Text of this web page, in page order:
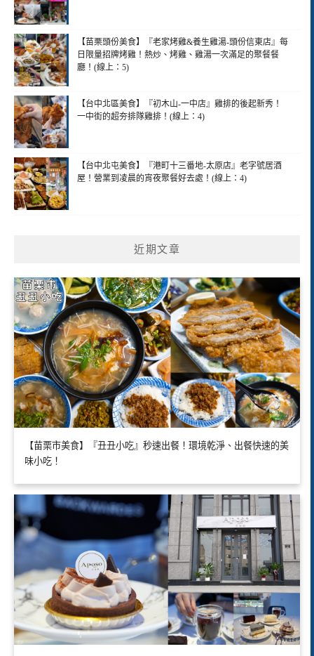
【苗栗頭份美食】『老家烤雞&養生雞湯-頭份信東店』每
日限量招牌烤雞！熱炒、烤雞、雞湯一次滿足的聚餐餐
廳！(線上：5)
【台中北區美食】『初木山-一中店』雞排的後起新秀！
一中街的超夯排隊雞排！(線上：4)
【台中北屯美食】『港町十三番地-太原店』老字號居酒
屋！營業到凌晨的宵夜聚餐好去處！(線上：4)
近期文章
【苗栗市美食】『丑丑小吃』秒速出餐！環境乾淨、出餐快速的美
味小吃！